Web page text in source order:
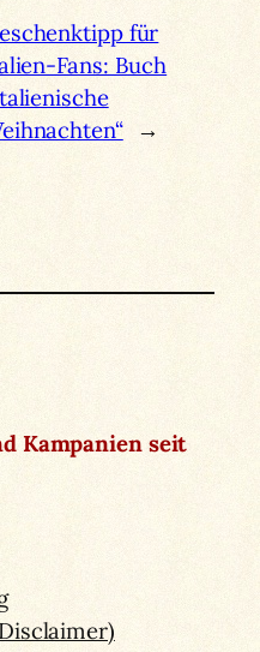
für
Fans: Buch
→
Kampanien seit